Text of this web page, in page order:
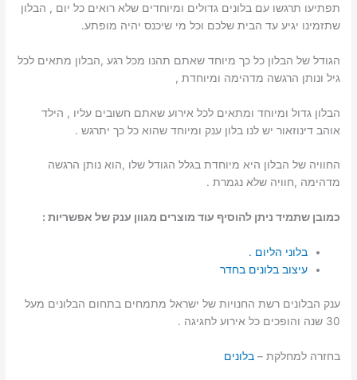
תפתיעו תרגשו עם בלונים גדולים ומיוחדים שלא רואים כל יום , הבלון
שתזמינו יגיע עד הבית שלכם וכל מי שיכנס יהיה מופתע.
הגודל של הבלון כל כך מיוחד שאתם תהנו מכל רגע ,הבלון מתאים לכל
גיל ונותן הרגשה מדהימה ומיוחדת ,
הבלון גדול ומיוחד ומתאים לכל אירוע שאתם חשובים עליו , הילד
אוהב דינוזאור יש לנו בלון ענק ומיוחד שהוא כל כך יתרגש .
החוויה של הבלון היא מיוחדת בגלל הגודל שלו ,הוא נותן הרגשה
מדהימה ,חוויה שלא נגמרת .
כמובן שתמיד ניתן להוסיף עוד מוצרים מגוון ענק של אפשריות :
בלוני הליום .
עיצוב בלונים בחדר
ענק הבלונים רשת החנויות של ישראל מתמחים בתחום הבלונים מעל
30 שנה והופכים כל אירוע לחגיגה .
בחזרה למחלקת –בלונים